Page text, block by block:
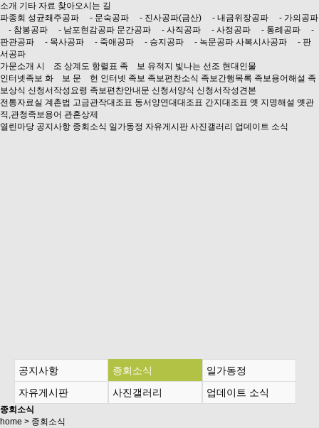
소개 기타 자료 찾아오시는 길
파종회 성균좨주공파 - 문숙공파 - 진사공파(금산) - 내금위장공파
- 가의공파
- 참봉공파
- 남포현감공파 문간공파 - 사직공파 - 사정공파 - 통례공파
-
판관공파
- 목사공파 - 죽애공파 - 승지공파 - 녹문공파 사복시사공파
- 판
서공파
가문소개 시 조 상계도 항렬표 족 보 유적지 빛나는 선조 현대인물
인터넷족보 화 보 문 헌 인터넷 족보 족보편찬소식 족보간행목록 족보용어해설 족
보상식 신청서작성요령 족보편찬안내문 신청서양식 신청서작성견본
전통자료실 계촌법 고금관작대조표 동서양연대대조표 간지대조표 옛 지명해설 옛관
직,관청족보용어 관혼상제
열린마당 공지사항 종회소식 일가동정 자유게시판 사진갤러리 업데이트 소식
공지사항 종회소식
일가동정
자유게시판
사진갤러리 업데이트 소식
종회소식
home > 종회소식